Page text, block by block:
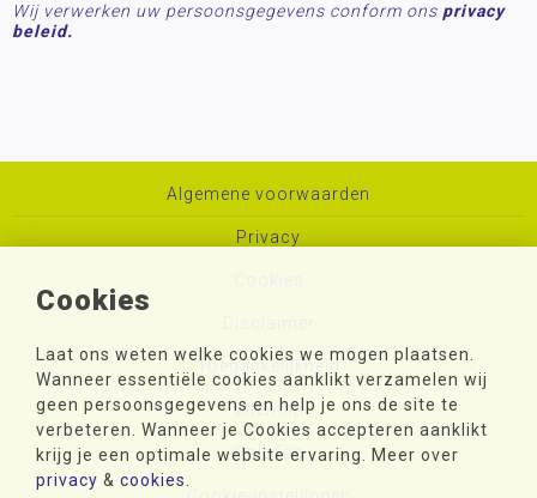
Cookies
Laat ons weten welke cookies we mogen plaatsen.
Wanneer essentiële cookies aanklikt verzamelen wij
geen persoonsgegevens en help je ons de site te
verbeteren. Wanneer je Cookies accepteren aanklikt
krijg je een optimale website ervaring. Meer over
privacy & cookies
Wij verwerken uw persoonsgegevens conform ons privacy
beleid.
Algemene voorwaarden
Privacy
Toegankelijkheid
Sitemap
Colofon